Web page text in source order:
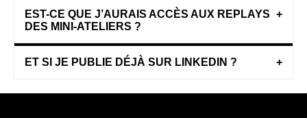
EST-CE QUE J’AURAIS ACCÈS AUX REPLAYS
DES MINI-ATELIERS ?
+
ET SI JE PUBLIE DÉJÀ SUR LINKEDIN ? +